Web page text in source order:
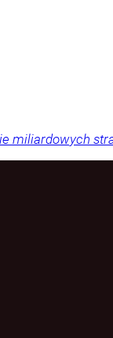
miliardowych